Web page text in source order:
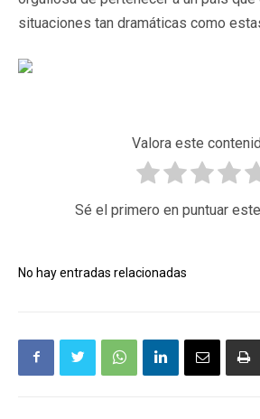
situaciones tan dramáticas como
Valora este
Sé el primero en puntuar
No hay entradas relacionadas